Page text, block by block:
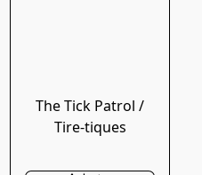
The Tick Patrol /
Tire-tiques